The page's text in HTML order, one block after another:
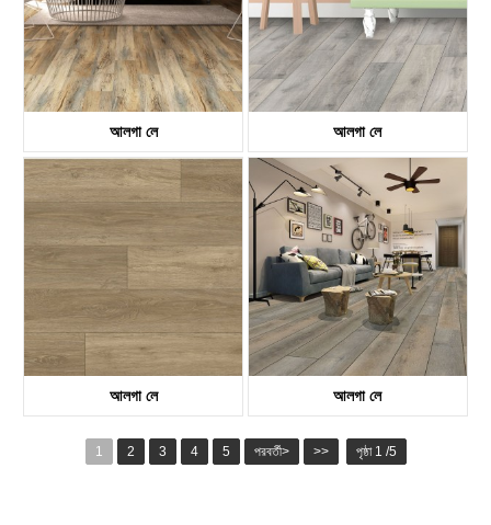
আলগা লে
KTV8008
আলগা লে
KTV8021
আলগা লে আলগা লে
1 2 3 4 5 পরবর্তী> >> পৃষ্ঠা 1 /5